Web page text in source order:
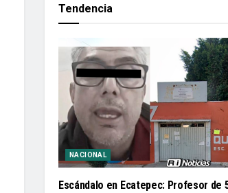
Tendencia
NACIONAL
Escándalo en Ecatepec: Profesor de